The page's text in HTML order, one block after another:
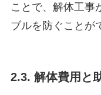
ことで、解体工事
ブルを防ぐことが
2.3. 解体費用と